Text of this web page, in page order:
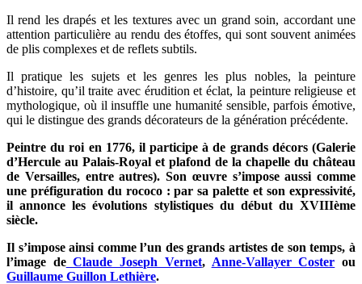
Il rend les drapés et les textures avec un grand soin, accordant une
attention particulière au rendu des étoffes, qui sont souvent animées
de plis complexes et de reflets subtils.
Il pratique les sujets et les genres les plus nobles, la peinture
d’histoire, qu’il traite avec érudition et éclat, la peinture religieuse et
mythologique, où il insuffle une humanité sensible, parfois émotive,
qui le distingue des grands décorateurs de la génération précédente.
Peintre du roi en 1776, il participe à de grands décors (Galerie
d’Hercule au Palais-Royal et plafond de la chapelle du château
de Versailles, entre autres). Son œuvre s’impose aussi comme
une préfiguration du rococo : par sa palette et son expressivité,
il annonce les évolutions stylistiques du début du XVIIIème
siècle.
Il s’impose ainsi comme l’un des grands artistes de son temps, à
l’image deClaude Joseph Vernet, Anne-Vallayer Coster ou
Guillaume Guillon Lethière.